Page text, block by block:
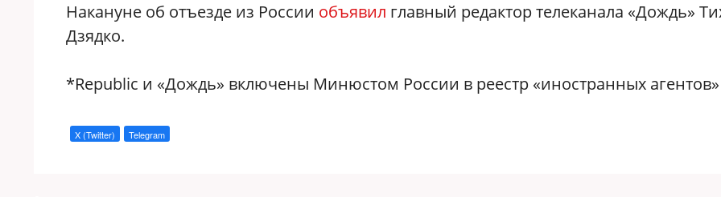
Накануне об отъезде из России объявил главный редактор телеканала «Дождь»
Дзядко.
*Republic и «Дождь» включены Минюстом России в реестр «иностранных агентов»
X (Twitter) Telegram